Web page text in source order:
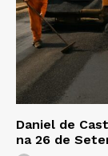
Daniel de
na 26 de